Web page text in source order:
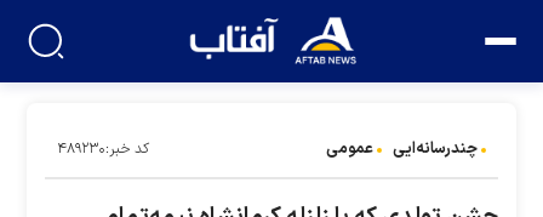
چندرسانه‌ایی عمومی کد خبر:۴۸۹۲۳۰